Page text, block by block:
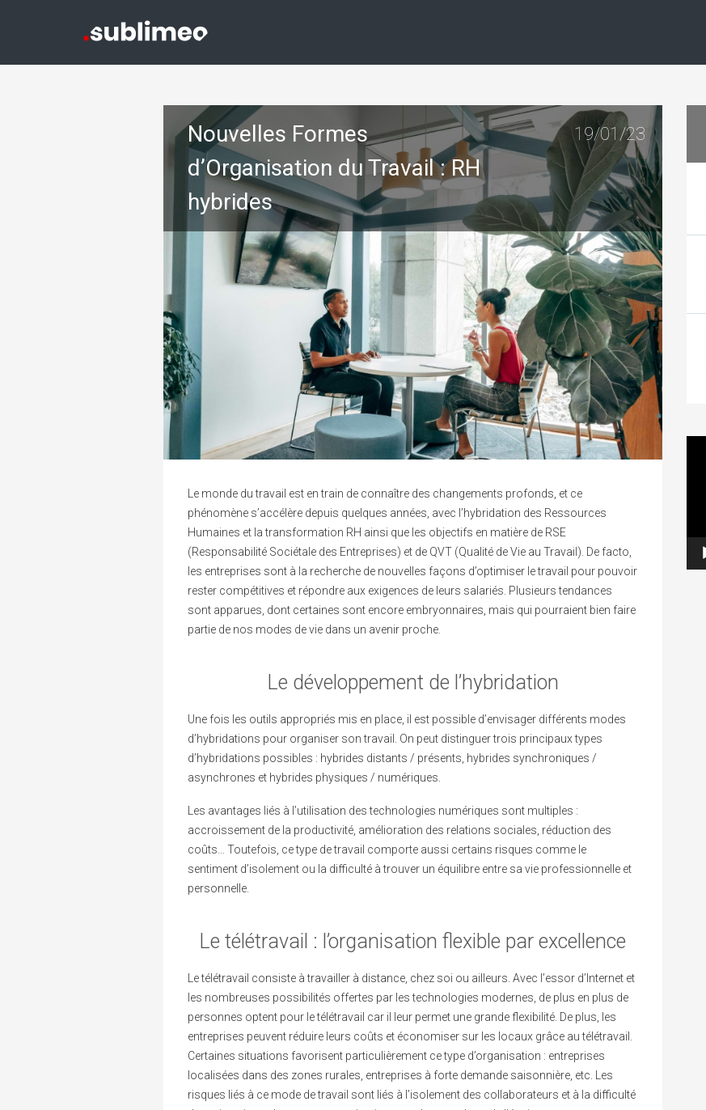
19/01/23
Nouvelles Formes
d’Organisation du Travail : RH
hybrides
Le monde du travail est en train de connaître des changements profonds, et ce
phénomène s’accélère depuis quelques années, avec l’hybridation des Ressources
Humaines et la transformation RH ainsi que les objectifs en matière de RSE
(Responsabilité Sociétale des Entreprises) et de QVT (Qualité de Vie au Travail). De facto,
les entreprises sont à la recherche de nouvelles façons d’optimiser le travail pour pouvoir
rester compétitives et répondre aux exigences de leurs salariés. Plusieurs tendances
sont apparues, dont certaines sont encore embryonnaires, mais qui pourraient bien faire
partie de nos modes de vie dans un avenir proche.
Le développement de l’hybridation
Une fois les outils appropriés mis en place, il est possible d’envisager différents modes
d’hybridations pour organiser son travail. On peut distinguer trois principaux types
d’hybridations possibles : hybrides distants / présents, hybrides synchroniques /
asynchrones et hybrides physiques / numériques.
Les avantages liés à l’utilisation des technologies numériques sont multiples :
accroissement de la productivité, amélioration des relations sociales, réduction des
coûts… Toutefois, ce type de travail comporte aussi certains risques comme le
sentiment d’isolement ou la difficulté à trouver un équilibre entre sa vie professionnelle et
personnelle.
Le télétravail : l’organisation flexible par excellence
Le télétravail consiste à travailler à distance, chez soi ou ailleurs. Avec l’essor d’Internet et
les nombreuses possibilités offertes par les technologies modernes, de plus en plus de
personnes optent pour le télétravail car il leur permet une grande flexibilité. De plus, les
entreprises peuvent réduire leurs coûts et économiser sur les locaux grâce au télétravail.
Certaines situations favorisent particulièrement ce type d’organisation : entreprises
localisées dans des zones rurales, entreprises à forte demande saisonnière, etc. Les
risques liés à ce mode de travail sont liés à l’isolement des collaborateurs et à la difficulté